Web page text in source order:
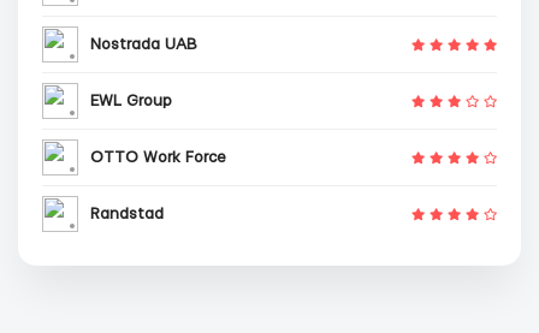
Nostrada UAB
EWL Group
OTTO Work Force
Randstad